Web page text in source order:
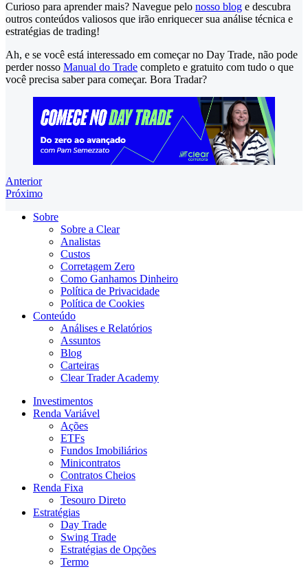
Curioso para aprender mais? Navegue pelo nosso blog e descubra
outros conteúdos valiosos que irão enriquecer sua análise técnica e
estratégias de trading!
Ah, e se você está interessado em começar no Day Trade, não pode
perder nosso Manual do Trade completo e gratuito com tudo o que
você precisa saber para começar. Bora Tradar?
Anterior
Próximo
Sobre
Sobre a Clear
Analistas
Custos
Corretagem Zero
Como Ganhamos Dinheiro
Política de Privacidade
Política de Cookies
Conteúdo
Análises e Relatórios
Assuntos
Blog
Carteiras
Clear Trader Academy
Investimentos
Renda Variável
Ações
ETFs
Fundos Imobiliários
Minicontratos
Contratos Cheios
Renda Fixa
Tesouro Direto
Estratégias
Day Trade
Swing Trade
Estratégias de Opções
Termo